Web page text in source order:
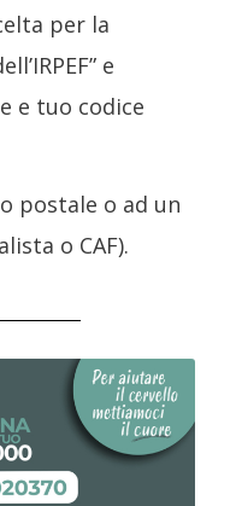
per la
e
e tuo codice
postale o ad un
o CAF).